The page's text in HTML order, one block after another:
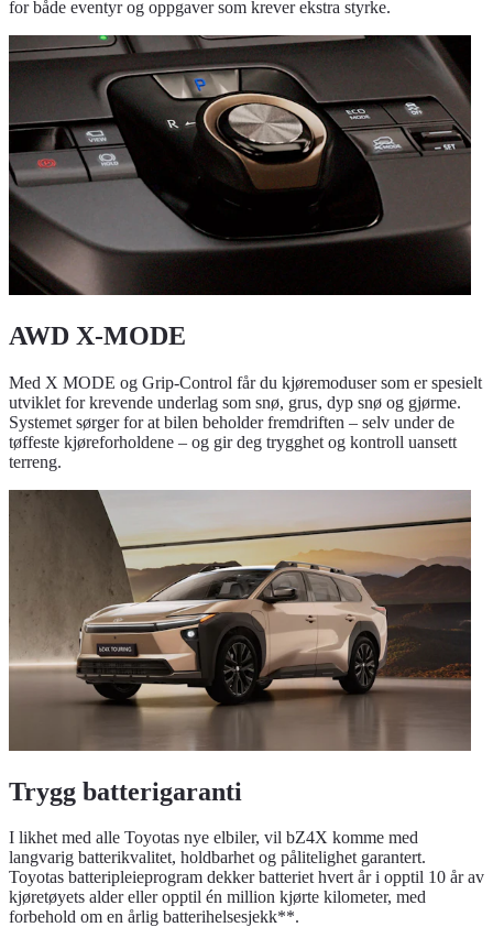
for både eventyr og oppgaver som krever ekstra styrke.
AWD X-MODE
Med X MODE og Grip-Control får du kjøremoduser som er spesielt
utviklet for krevende underlag som snø, grus, dyp snø og gjørme.
Systemet sørger for at bilen beholder fremdriften – selv under de
tøffeste kjøreforholdene – og gir deg trygghet og kontroll uansett
terreng.
Trygg batterigaranti
I likhet med alle Toyotas nye elbiler, vil bZ4X komme med
langvarig batterikvalitet, holdbarhet og pålitelighet garantert.
Toyotas batteripleieprogram dekker batteriet hvert år i opptil 10 år av
kjøretøyets alder eller opptil én million kjørte kilometer, med
forbehold om en årlig batterihelsesjekk**.